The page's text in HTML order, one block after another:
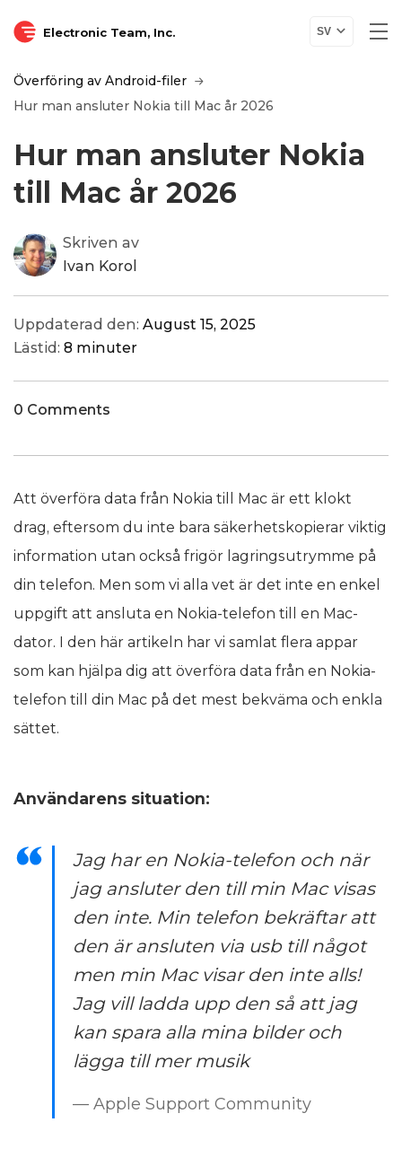
Electronic Team, Inc. SV
Överföring av Android-filer
Hur man ansluter Nokia till Mac år 2026
Hur man ansluter Nokia
till Mac år 2026
Skriven av
Ivan Korol
Uppdaterad den: August 15, 2025
Lästid: 8 minuter
0 Comments
Att överföra data från Nokia till Mac är ett klokt
drag, eftersom du inte bara säkerhetskopierar viktig
information utan också frigör lagringsutrymme på
din telefon. Men som vi alla vet är det inte en enkel
uppgift att ansluta en Nokia-telefon till en Mac-
dator. I den här artikeln har vi samlat flera appar
som kan hjälpa dig att överföra data från en Nokia-
telefon till din Mac på det mest bekväma och enkla
sättet.
Användarens situation:
Jag har en Nokia-telefon och när
jag ansluter den till min Mac visas
den inte. Min telefon bekräftar att
den är ansluten via usb till något
men min Mac visar den inte alls!
Jag vill ladda upp den så att jag
kan spara alla mina bilder och
lägga till mer musik
— Apple Support Community